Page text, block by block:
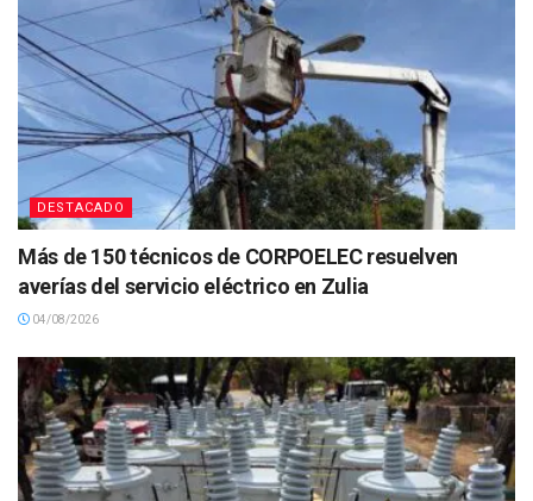
DESTACADO
Más de 150 técnicos de CORPOELEC resuelven
averías del servicio eléctrico en Zulia
04/08/2026